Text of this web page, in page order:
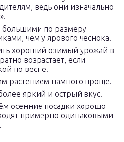
ведь они изначально
большими по размеру
чем у ярового чеснока.
хороший озимый урожай в
возрастает, если
по весне.
растением намного проще.
яркий и острый вкус.
осенние посадки хорошо
примерно одинаковыми